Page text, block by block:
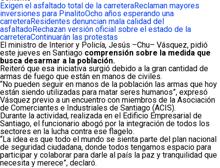
Exigen el asfaltado total de la carreteraReclaman mayores
inversiones para PinalitoOcho años esperando una
carreteraResidentes denuncian mala calidad del
asfaltadoRechazan versión oficial sobre el estado de la
carreteraContinuarán las protestas
El ministro de Interior y Policía, Jesús –Chu– Vásquez, pidió
este jueves en Santiago comprensión sobre la medida que
busca desarmar a la población.
Reiteró que esa iniciativa surgió debido a la gran cantidad de
armas de fuego que están en manos de civiles.
“No pueden seguir en manos de la población las armas que hoy
están siendo utilizadas para matar seres humanos”, expresó
Vásquez previo a un encuentro con miembros de la Asociación
de Comerciantes e Industriales de Santiago (ACIS).
Durante la actividad, realizada en el Edificio Empresarial de
Santiago, el funcionario abogó por la integración de todos los
sectores en la lucha contra ese flagelo.
“La idea es que todo el mundo se sienta parte del plan nacional
de seguridad ciudadana, donde todos tengamos espacio para
participar y colaborar para darle al país la paz y tranquilidad que
necesita y merece”, declaró.